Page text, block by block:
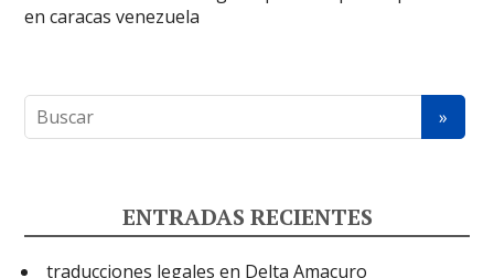
ENTRADAS RECIENTES
traducciones legales en Delta Amacuro